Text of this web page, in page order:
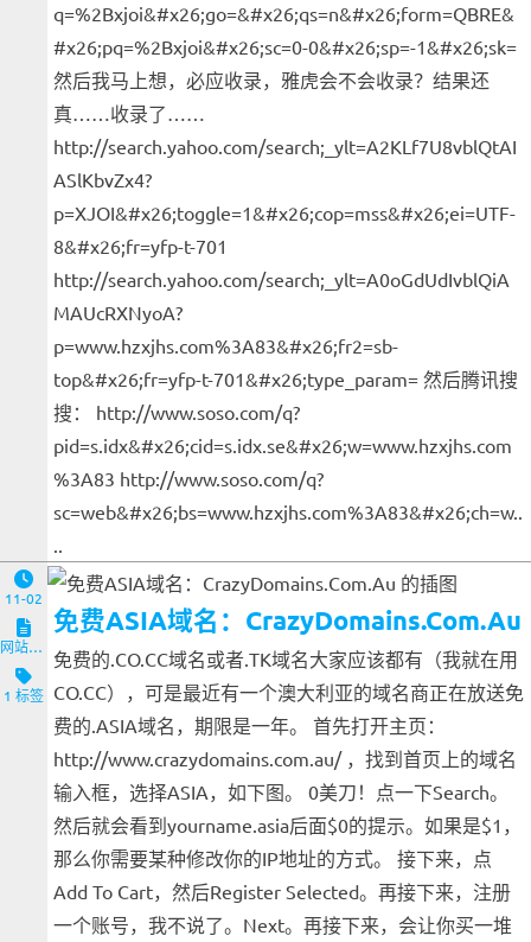
q=%2Bxjoi&#x26;go=&#x26;qs=n&#x26;form=QBRE&
#x26;pq=%2Bxjoi&#x26;sc=0-0&#x26;sp=-1&#x26;sk=
然后我马上想，必应收录，雅虎会不会收录？结果还
真……收录了……
http://search.yahoo.com/search;_ylt=A2KLf7U8vblQtAI
ASlKbvZx4?
p=XJOI&#x26;toggle=1&#x26;cop=mss&#x26;ei=UTF-
8&#x26;fr=yfp-t-701
http://search.yahoo.com/search;_ylt=A0oGdUdIvblQiA
MAUcRXNyoA?
p=www.hzxjhs.com%3A83&#x26;fr2=sb-
top&#x26;fr=yfp-t-701&#x26;type_param= 然后腾讯搜
搜： http://www.soso.com/q?
pid=s.idx&#x26;cid=s.idx.se&#x26;w=www.hzxjhs.com
%3A83 http://www.soso.com/q?
sc=web&#x26;bs=www.hzxjhs.com%3A83&#x26;ch=w..
..
11-02
网站与服务端
1 标签
免费ASIA域名：CrazyDomains.Com.Au
免费的.CO.CC域名或者.TK域名大家应该都有（我就在用
CO.CC），可是最近有一个澳大利亚的域名商正在放送免
费的.ASIA域名，期限是一年。 首先打开主页：
http://www.crazydomains.com.au/ ，找到首页上的域名
输入框，选择ASIA，如下图。 0美刀！点一下Search。
然后就会看到yourname.asia后面$0的提示。如果是$1，
那么你需要某种修改你的IP地址的方式。 接下来，点
Add To Cart，然后Register Selected。再接下来，注册
一个账号，我不说了。Next。再接下来，会让你买一堆